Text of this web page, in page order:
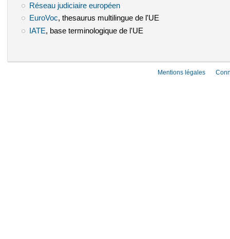
Réseau judiciaire européen(le lien est externe)
EuroVoc(le lien est externe)
, thesaurus multilingue de l'UE
IATE (le lien est externe)
, base terminologique de l'UE
Mentions légales